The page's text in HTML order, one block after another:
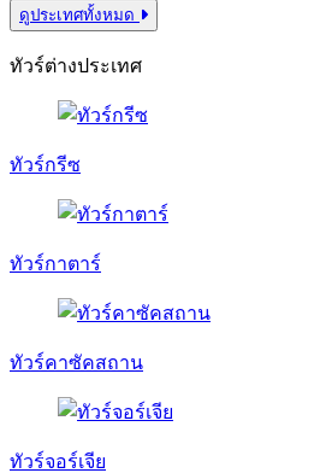
ดูประเทศทั้งหมด
ทัวร์ต่างประเทศ
ทัวร์กรีซ
ทัวร์กาตาร์
ทัวร์คาซัคสถาน
ทัวร์จอร์เจีย